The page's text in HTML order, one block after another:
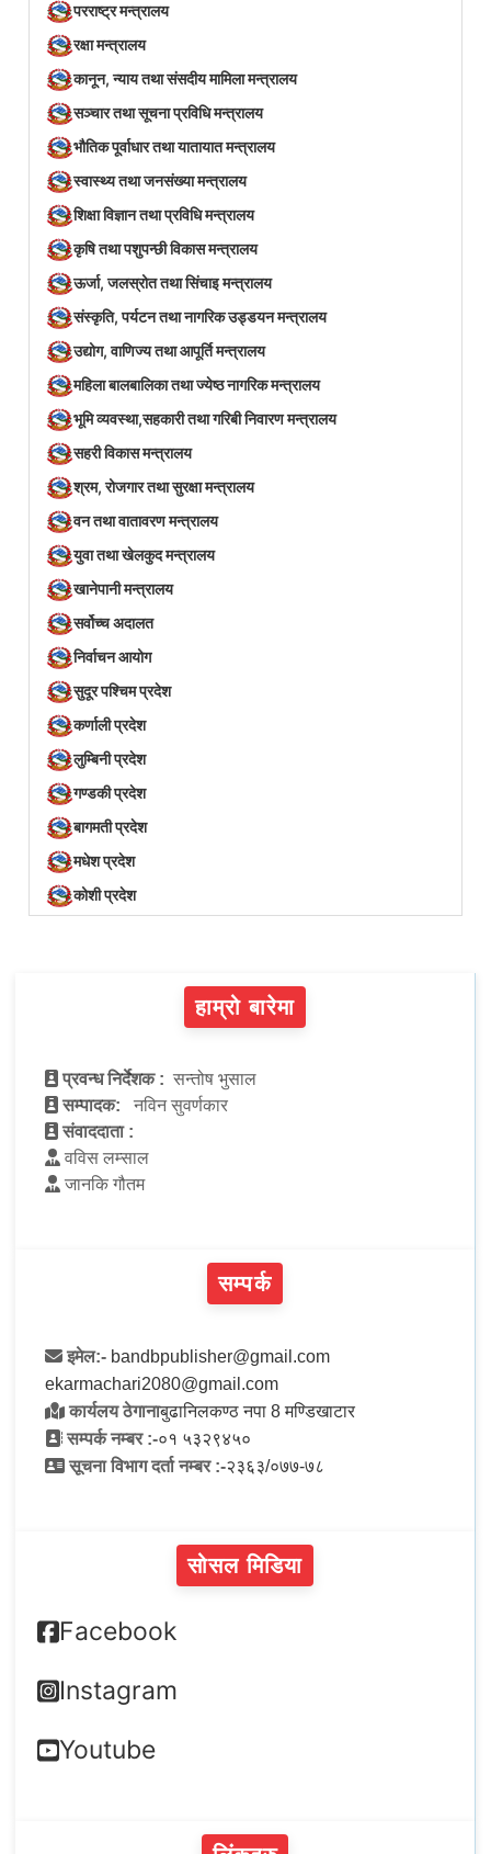
परराष्ट्र मन्त्रालय
रक्षा मन्त्रालय
कानून, न्याय तथा संसदीय मामिला मन्त्रालय
सञ्‍चार तथा सूचना प्रविधि मन्त्रालय
भौतिक पूर्वाधार तथा यातायात मन्त्रालय
स्वास्थ्य तथा जनसंख्या मन्त्रालय
शिक्षा विज्ञान तथा प्रविधि मन्त्रालय
कृषि तथा पशुपन्छी विकास मन्त्रालय
ऊर्जा, जलस्रोत तथा सिंचाइ मन्त्रालय
संस्कृति, पर्यटन तथा नागरिक उड्डयन मन्त्रालय
उद्योग, वाणिज्य तथा आपूर्ति मन्त्रालय
महिला बालबालिका तथा ज्येष्ठ नागरिक मन्त्रालय
भूमि व्यवस्था,सहकारी तथा गरिबी निवारण मन्त्रालय
सहरी विकास मन्त्रालय
श्रम, रोजगार तथा सुरक्षा मन्त्रालय
वन तथा वातावरण मन्त्रालय
युवा तथा खेलकुद मन्त्रालय
खानेपानी मन्त्रालय
सर्वोच्च अदालत
निर्वाचन आयोग
सुदूर पश्चिम प्रदेश
कर्णाली प्रदेश
लुम्बिनी प्रदेश
गण्डकी प्रदेश
बागमती प्रदेश
मधेश प्रदेश
कोशी प्रदेश
हाम्रो बारेमा
प्रवन्ध निर्देशक : सन्तोष भुसाल
सम्पादक:
नविन सुवर्णकार
संवाददाता :
वविस लम्साल
जानकि गौतम
सम्पर्क
इमेल:- bandbpublisher@gmail.com
ekarmachari2080@gmail.com
कार्यलय ठेगानाबुढानिलकण्ठ नपा 8 मण्डिखाटार
सम्पर्क नम्बर :-०१ ५३२९४५०
सूचना विभाग दर्ता नम्बर :-२३६३/०७७-७८
सोसल मिडिया
Facebook
Instagram
Youtube